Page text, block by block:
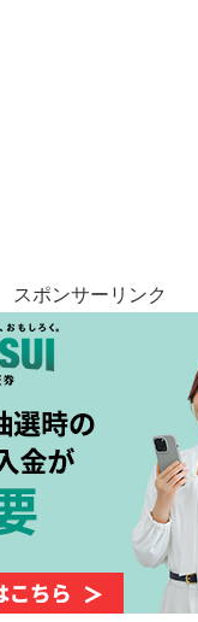
スポンサーリンク